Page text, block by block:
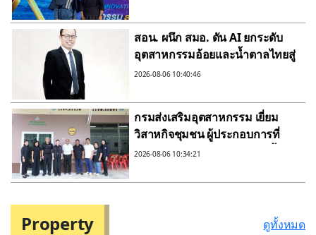
ววน. เพิ่มคุณค่างานวิจัยไทย
สอน. ผนึก สมอ. ดัน AI ยกระดับ
อุตสาหกรรมอ้อยและน้ำตาลไทยสู่
ยุคดิจิทัล หนุนเกษตรกร–โรงงาน
2026-08-06 10:40:46
กรมส่งเสริมอุตสาหกรรม เยี่ยม
วิสาหกิจชุมชน ผู้ประกอบการที่
ผ่านบ่มเพาะจากดีพร้อม ตอกย้ำ
ฐานราก เพิ่มมูลค่าสินค้าเกษตร
2026-08-06 10:34:21
Property ดูทั้งหมด